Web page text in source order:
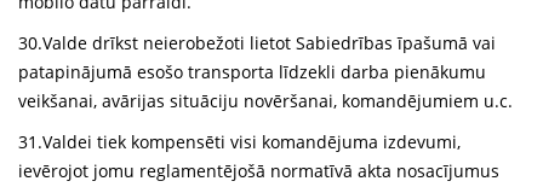
30.Valde drīkst neierobežoti lietot Sabiedrības īpašumā vai
patapinājumā esošo transporta līdzekli darba pienākumu
veikšanai, avārijas situāciju novēršanai, komandējumiem u.c.
31.Valdei tiek kompensēti visi komandējuma izdevumi,
ievērojot jomu reglamentējošā normatīvā akta nosacījumus